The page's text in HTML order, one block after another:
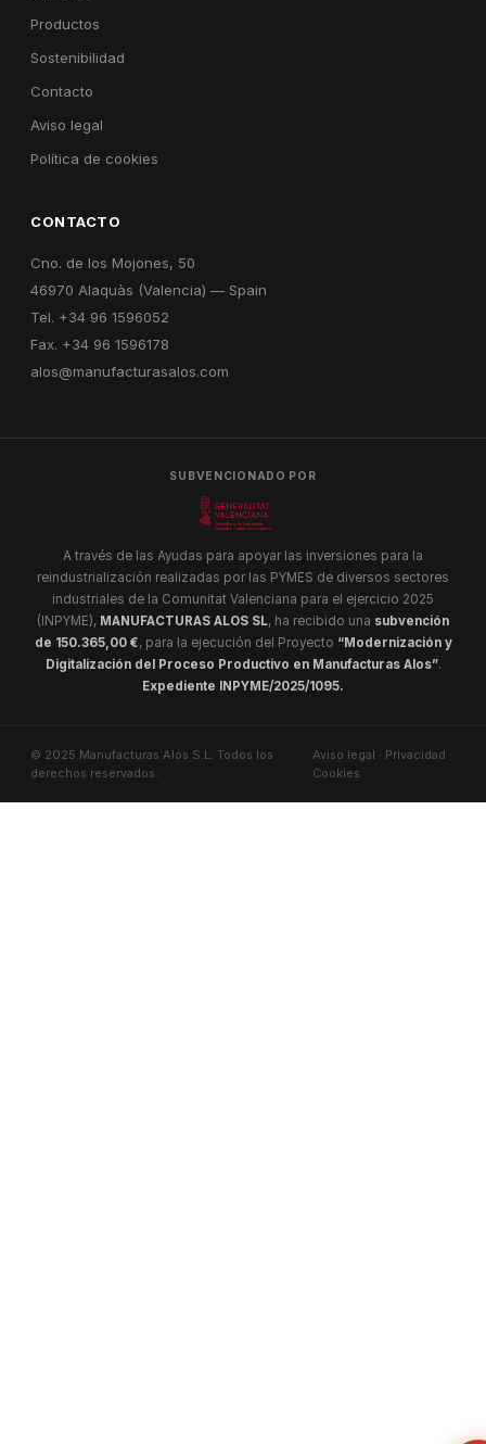
Productos
Sostenibilidad
Contacto
Aviso legal
Política de cookies
CONTACTO
Cno. de los Mojones, 50
46970 Alaquàs (Valencia) — Spain
Tel. +34 96 1596052
Fax. +34 96 1596178
alos@manufacturasalos.com
A través de las Ayudas para apoyar las inversiones para la
reindustrialización realizadas por las PYMES de diversos sectores
industriales de la Comunitat Valenciana para el ejercicio 2025
(INPYME), MANUFACTURAS ALOS SL, ha recibido una subvención
de 150.365,00 €, para la ejecución del Proyecto “Modernización y
Digitalización del Proceso Productivo en Manufacturas Alos”.
Expediente INPYME/2025/1095.
SUBVENCIONADO POR
© 2025 Manufacturas Alós S.L. Todos los
derechos reservados.
Aviso legal · Privacidad ·
Cookies